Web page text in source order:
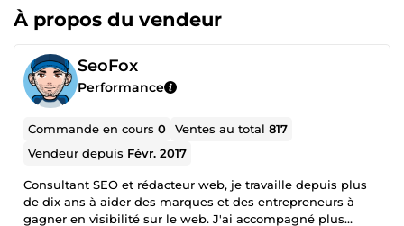
À propos du vendeur
SeoFox
Performance
Commande en cours0 Ventes au total817
Vendeur depuis Févr. 2017
Consultant SEO et rédacteur web, je travaille depuis plus
de dix ans à aider des marques et des entrepreneurs à
gagner en visibilité sur le web. J'ai accompagné plus